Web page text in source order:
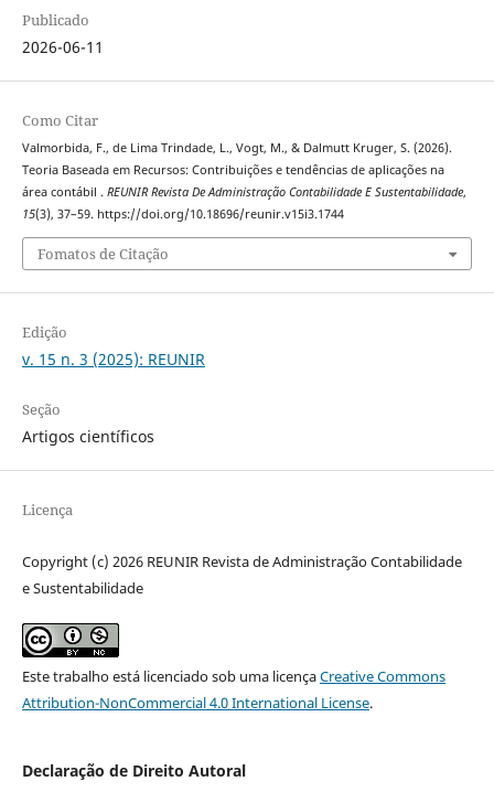
Publicado
2026-06-11
Como Citar
Valmorbida, F., de Lima Trindade, L., Vogt, M., & Dalmutt Kruger, S. (2026).
Teoria Baseada em Recursos: Contribuições e tendências de aplicações na
área contábil . REUNIR Revista De Administração Contabilidade E Sustentabilidade,
15(3), 37–59. https://doi.org/10.18696/reunir.v15i3.1744
Fomatos de Citação
Edição
v. 15 n. 3 (2025): REUNIR
Seção
Artigos científicos
Licença
Copyright (c) 2026 REUNIR Revista de Administração Contabilidade
e Sustentabilidade
Este trabalho está licenciado sob uma licençaCreative Commons
Attribution-NonCommercial 4.0 International License.
Declaração de Direito Autoral